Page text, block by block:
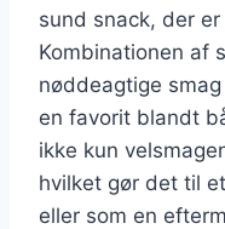
sund snack, der
Kombinationen af
nøddeagtige
en favorit blandt
ikke kun
hvilket gør det til
eller som en